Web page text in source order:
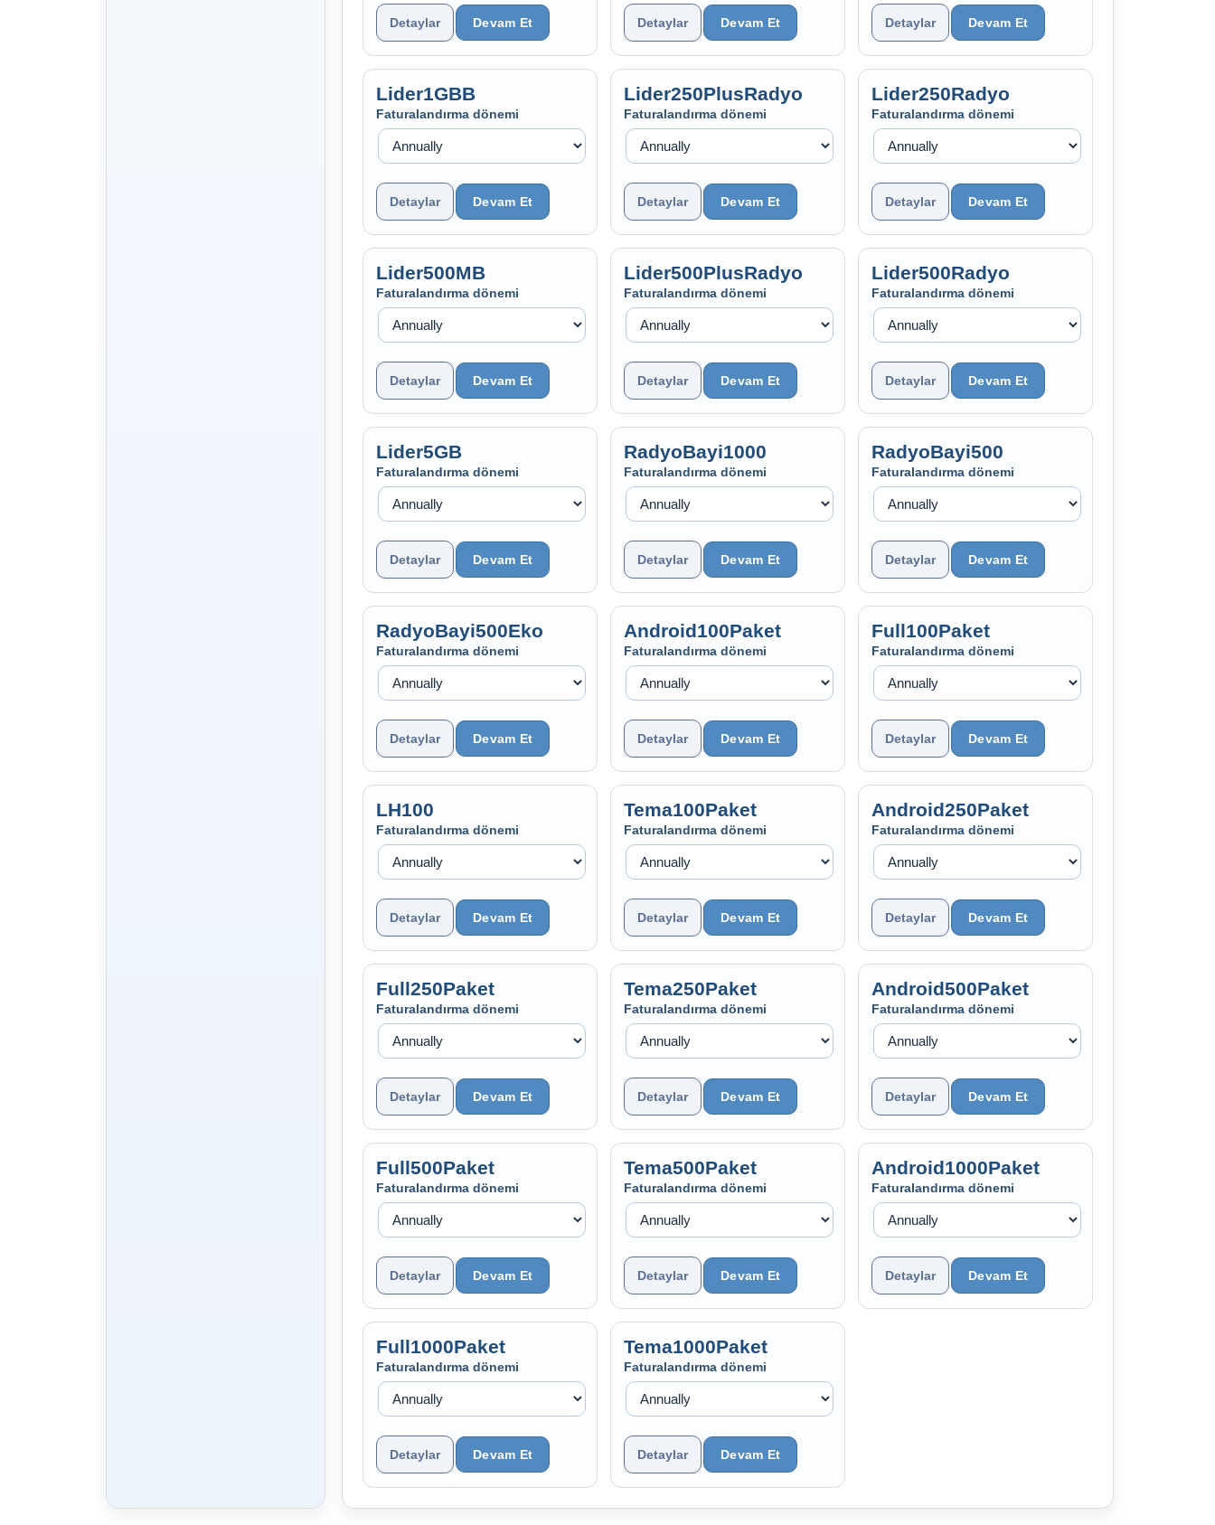
Detaylar Detaylar Detaylar
Lider1GBB
Faturalandırma dönemi
Detaylar
Lider250PlusRadyo
Faturalandırma dönemi
Detaylar
Lider250Radyo
Faturalandırma dönemi
Detaylar
Lider500MB
Faturalandırma dönemi
Detaylar
Lider500PlusRadyo
Faturalandırma dönemi
Detaylar
Lider500Radyo
Faturalandırma dönemi
Detaylar
Lider5GB
Faturalandırma dönemi
Detaylar
RadyoBayi1000
Faturalandırma dönemi
Detaylar
RadyoBayi500
Faturalandırma dönemi
Detaylar
RadyoBayi500Eko
Faturalandırma dönemi
Detaylar
Android100Paket
Faturalandırma dönemi
Detaylar
Full100Paket
Faturalandırma dönemi
Detaylar
LH100
Faturalandırma dönemi
Detaylar
Tema100Paket
Faturalandırma dönemi
Detaylar
Android250Paket
Faturalandırma dönemi
Detaylar
Full250Paket
Faturalandırma dönemi
Detaylar
Tema250Paket
Faturalandırma dönemi
Detaylar
Android500Paket
Faturalandırma dönemi
Detaylar
Full500Paket
Faturalandırma dönemi
Detaylar
Tema500Paket
Faturalandırma dönemi
Detaylar
Android1000Paket
Faturalandırma dönemi
Detaylar
Full1000Paket
Faturalandırma dönemi
Detaylar
Tema1000Paket
Faturalandırma dönemi
Detaylar